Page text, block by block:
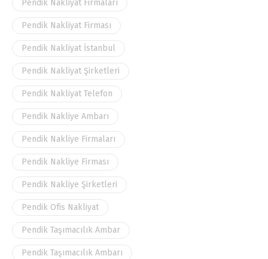
Pendik Nakliyat Firmaları
Pendik Nakliyat Firması
Pendik Nakliyat İstanbul
Pendik Nakliyat Şirketleri
Pendik Nakliyat Telefon
Pendik Nakliye Ambarı
Pendik Nakliye Firmaları
Pendik Nakliye Firması
Pendik Nakliye Şirketleri
Pendik Ofis Nakliyat
Pendik Taşımacılık Ambar
Pendik Taşımacılık Ambarı